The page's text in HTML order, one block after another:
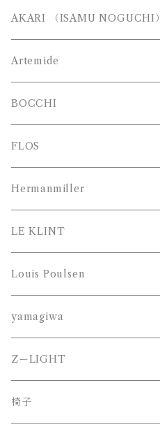
AKARI （ISAMU NOGUCHI）
Artemide
BOCCHI
FLOS
Hermanmiller
LE KLINT
Louis Poulsen
yamagiwa
JAKOBSSON （ヤコブソン）
MAYUHANA （マユハナ）
ZーLIGHT
椅子